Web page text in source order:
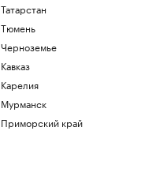
Татарстан
Тюмень
Черноземье
Кавказ
Карелия
Мурманск
Приморский край